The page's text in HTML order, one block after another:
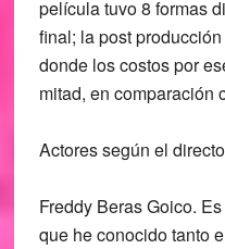
película tuvo 8 formas
final; la post
donde los costos por
mitad, en comparación
Actores según el
Freddy Beras Goico.
que he conocido tanto